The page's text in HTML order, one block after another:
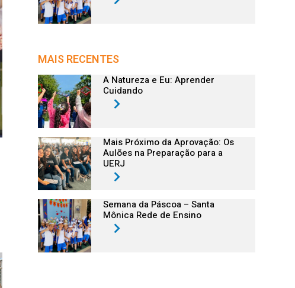
MAIS RECENTES
A Natureza e Eu: Aprender
Cuidando
Mais Próximo da Aprovação: Os
Aulões na Preparação para a
UERJ
Semana da Páscoa – Santa
Mônica Rede de Ensino